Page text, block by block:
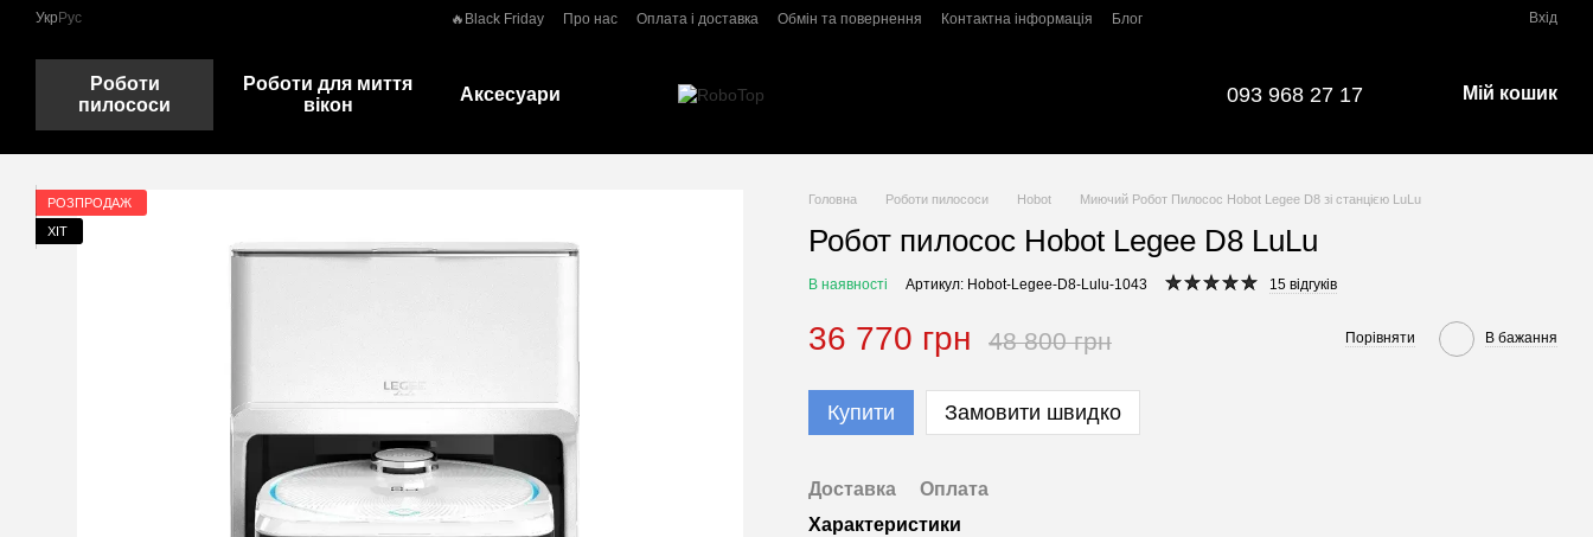
Перейти до основного контенту
Укр Рус 🔥Black Friday Про нас Оплата і доставка Обмін та повернення Контактна інформація Блог Вхід
Роботи
пилососи
Роботи для миття
вікон
Аксесуари 093 968 27 17 Мій кошик
РОЗПРОДАЖ
ХІТ
Головна Роботи пилососи Hobot Миючий Робот Пилосос Hobot Legee D8 зі станцією LuLu
Робот пилосос Hobot Legee D8 LuLu
В наявності Артикул: Hobot-Legee-D8-Lulu-1043 15 відгуків
36 770 грн 48 800 грн Порівняти В бажання
Купити Замовити швидко
Доставка
Оплата
Характеристики